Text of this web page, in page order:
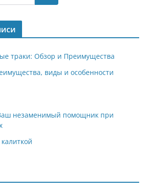
траки: Обзор и Преимущества
виды и особенности
незаменимый помощник при